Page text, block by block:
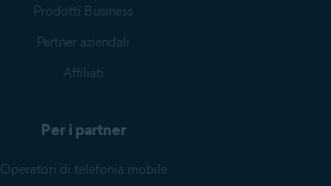
Prodotti Business
Partner aziendali
Affiliati
Per i partner
Operatori di telefonia mobile